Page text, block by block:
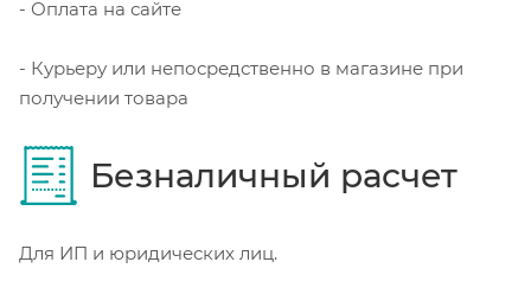
- Оплата на сайте
- Курьеру или непосредственно в магазине при
получении товара
Безналичный расчет
Для ИП и юридических лиц.